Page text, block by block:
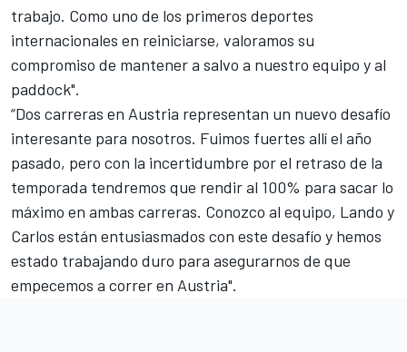
trabajo. Como uno de los primeros deportes
internacionales en reiniciarse, valoramos su
compromiso de mantener a salvo a nuestro equipo y al
paddock".
“Dos carreras en Austria representan un nuevo desafío
interesante para nosotros. Fuimos fuertes allí el año
pasado, pero con la incertidumbre por el retraso de la
temporada tendremos que rendir al 100% para sacar lo
máximo en ambas carreras. Conozco al equipo, Lando y
Carlos están entusiasmados con este desafío y hemos
estado trabajando duro para asegurarnos de que
empecemos a correr en Austria".